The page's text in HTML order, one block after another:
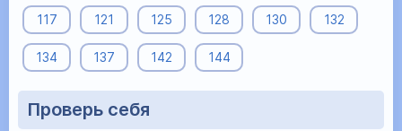
117 121 125 128 130 132
134 137 142 144
Проверь себя